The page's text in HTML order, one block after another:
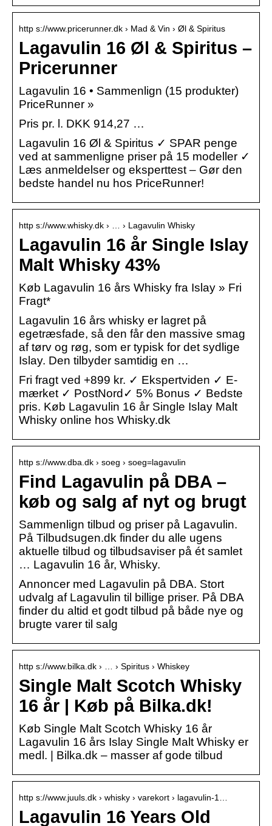
http s://www.pricerunner.dk › Mad & Vin › Øl & Spiritus
Lagavulin 16 Øl & Spiritus –
Pricerunner
Lagavulin 16 • Sammenlign (15 produkter)
PriceRunner »
Pris pr. l. DKK 914,27 …
Lagavulin 16 Øl & Spiritus ✓ SPAR penge
ved at sammenligne priser på 15 modeller ✓
Læs anmeldelser og eksperttest – Gør den
bedste handel nu hos PriceRunner!
http s://www.whisky.dk › … › Lagavulin Whisky
Lagavulin 16 år Single Islay
Malt Whisky 43%
Køb Lagavulin 16 års Whisky fra Islay » Fri
Fragt*
Lagavulin 16 års whisky er lagret på
egetræsfade, så den får den massive smag
af tørv og røg, som er typisk for det sydlige
Islay. Den tilbyder samtidig en …
Fri fragt ved +899 kr. ✓ Ekspertviden ✓ E-
mærket ✓ PostNord✓ 5% Bonus ✓ Bedste
pris. Køb Lagavulin 16 år Single Islay Malt
Whisky online hos Whisky.dk
http s://www.dba.dk › soeg › soeg=lagavulin
Find Lagavulin på DBA –
køb og salg af nyt og brugt
Sammenlign tilbud og priser på Lagavulin.
På Tilbudsugen.dk finder du alle ugens
aktuelle tilbud og tilbudsaviser på ét samlet
… Lagavulin 16 år, Whisky.
Annoncer med Lagavulin på DBA. Stort
udvalg af Lagavulin til billige priser. På DBA
finder du altid et godt tilbud på både nye og
brugte varer til salg
http s://www.bilka.dk › … › Spiritus › Whiskey
Single Malt Scotch Whisky
16 år | Køb på Bilka.dk!
Køb Single Malt Scotch Whisky 16 år
Lagavulin 16 års Islay Single Malt Whisky er
medl. | Bilka.dk – masser af gode tilbud
http s://www.juuls.dk › whisky › varekort › lagavulin-1…
Lagavulin 16 Years Old